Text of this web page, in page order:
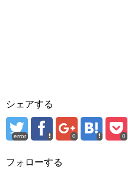
シェアする
error 0 0
フォローする